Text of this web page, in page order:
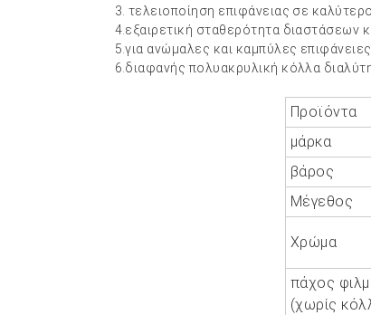
3. τελειοποίηση επιφάνειας σε
4.εξαιρετική σταθερότητα διαστάσεων
5.για ανώμαλες και καμπύλες επιφάνειες
6.διαφανής πολυακρυλική κόλλα
Προϊόντα
μάρκα
βάρος
Μέγεθος
Χρώμα
πάχος φιλμ
(χωρίς